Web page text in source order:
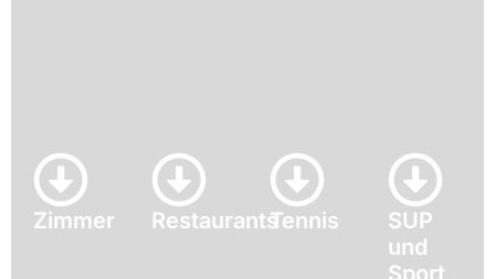
Zimmer RestaurantsTennis
SUP
und